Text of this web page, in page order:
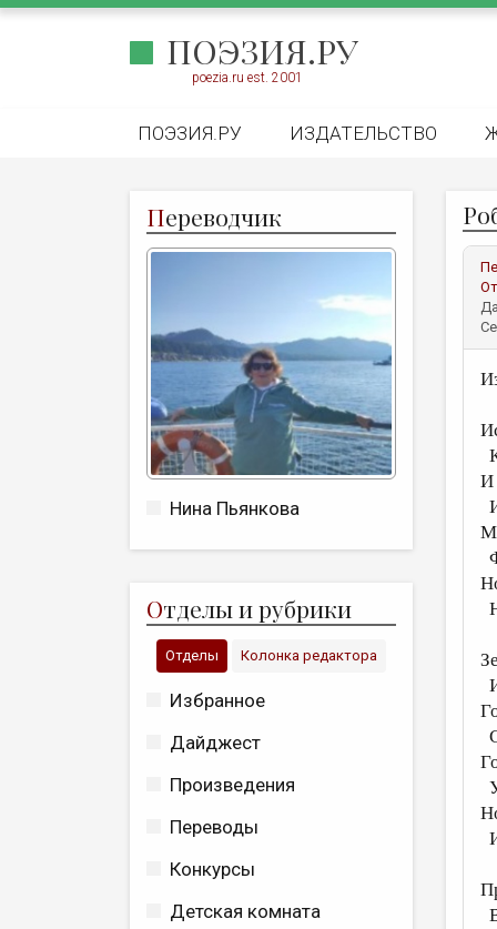
ПОЭЗИЯ.РУ
poezia.ru est. 2001
ПОЭЗИЯ.РУ ИЗДАТЕЛЬСТВО
Переводчик
Нина Пьянкова
Отделы и рубрики
Отделы Колонка редактора
Избранное
Дайджест
Произведения
Переводы
Конкурсы
Детская комната
И